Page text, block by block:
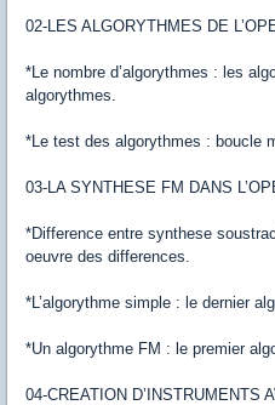
02-LES ALGORYTHMES DE
*Le nombre d’algorythmes : les
algorythmes.
*Le test des algorythmes : boucle
03-LA SYNTHESE FM DANS
*Difference entre synthese
oeuvre des differences.
*L’algorythme simple : le dernier
*Un algorythme FM : le premier
04-CREATION D’INSTRUMENTS